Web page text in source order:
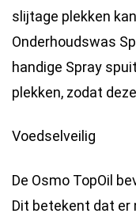
slijtage plekken
Onderhoudswas
handige Spray
plekken, zodat
Voedselveilig
De Osmo TopOil
Dit betekent dat er